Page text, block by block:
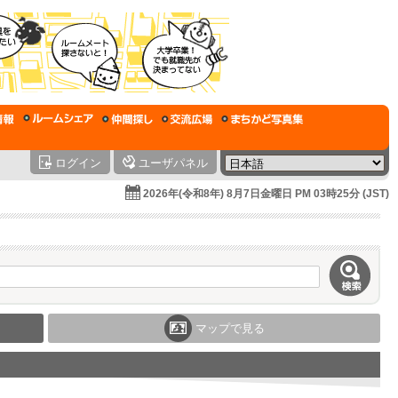
ログイン ユーザパネル
2026年(令和8年) 8月7日金曜日 PM 03時25分 (JST)
マップで見る